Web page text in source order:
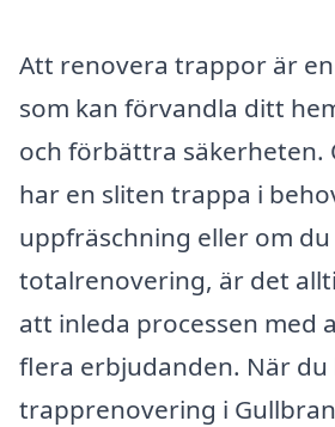
Att renovera trappor är
som kan förvandla ditt
och förbättra säkerheten.
har en sliten trappa i
uppfräschning eller om
totalrenovering, är det
att inleda processen med
flera erbjudanden. När
trapprenovering i